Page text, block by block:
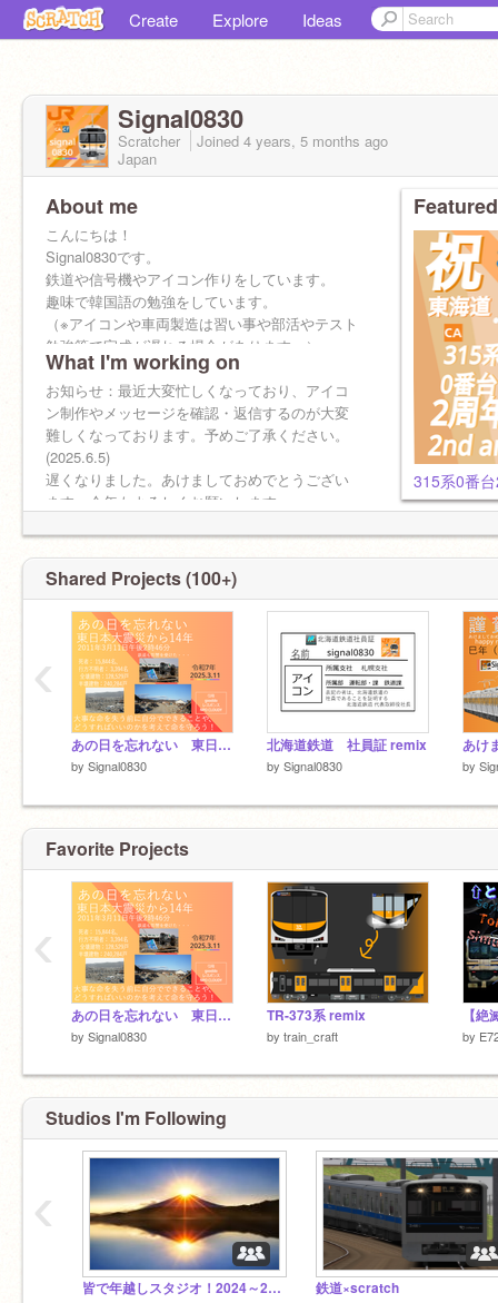
Create Explore Ideas
Signal0830
Scratcher Joined 4 years, 5 months ago
Japan
About me
こんにちは！
Signal0830です。
鉄道や信号機やアイコン作りをしています。
趣味で韓国語の勉強をしています。
（※アイコンや車両製造は習い事や部活やテスト
勉強等で完成が遅れる場合があります。）
最近 コメントを見れてなくて申し訳ございま
せん （2024.12.30)
お知らせ
2025.8.26~8.27 活動を休止します。
2026/01/26
What I'm working on
お知らせ：最近大変忙しくなっており、アイコ
ン制作やメッセージを確認・返信するのが大変
難しくなっております。予めご了承ください。
(2025.6.5)
遅くなりました。あけましておめでとうござい
ます、今年もよろしくお願いします。
最近まで活動ができず申し訳ございません。こ
れから少しずつ制作していきます。(2026.7.24)
315系0番
Shared Projects (100+)
あの日を忘れない 東日本大震災
by Signal0830
北海道鉄道 社員証 remix
by Signal0830 by
‹
Favorite Projects
あの日を忘れない 東日本大震災
by Signal0830
TR-373系 remix
by train_craft by
‹
Studios I'm Following
皆で年越しスタジオ！2024～2025 鉄道×scratch
‹